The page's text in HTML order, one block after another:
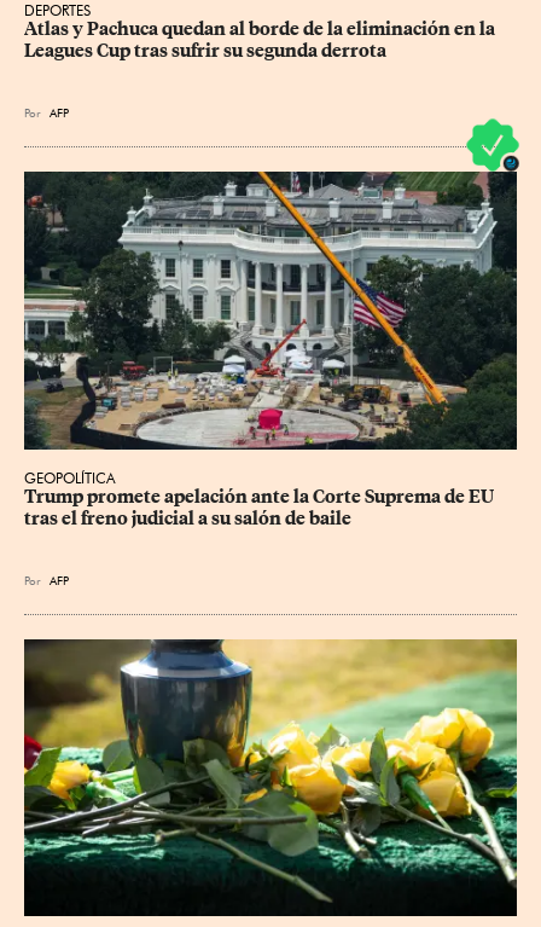
DEPORTES
Atlas y Pachuca quedan al borde de la eliminación en la
Leagues Cup tras sufrir su segunda derrota
Por AFP
GEOPOLÍTICA
Trump promete apelación ante la Corte Suprema de EU
tras el freno judicial a su salón de baile
Por AFP